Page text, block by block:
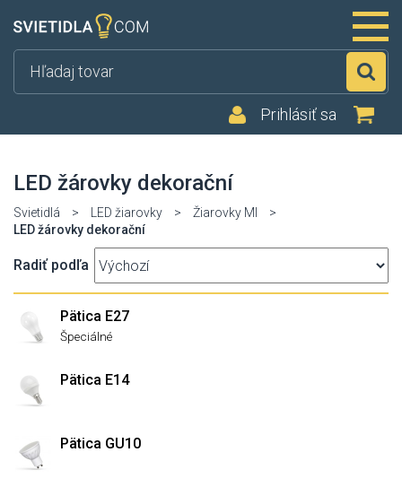
Prihlásiť sa
LED žárovky dekorační
Svietidlá > LED žiarovky > Žiarovky MI
>
LED žárovky dekorační
Radiť podľa
Pätica E27
Špeciálné
Pätica E14
Pätica GU10